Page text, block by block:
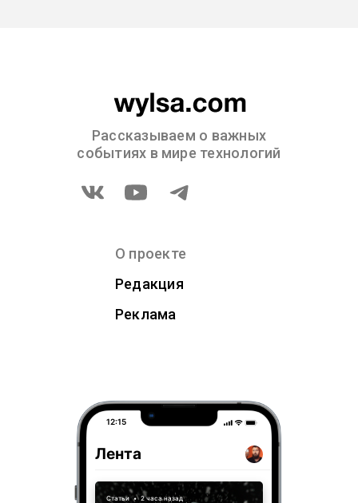
Рассказываем о важных
событиях в мире технологий
О проекте
Редакция
Реклама
12:15
Лента
Статьи • 2 часа назад